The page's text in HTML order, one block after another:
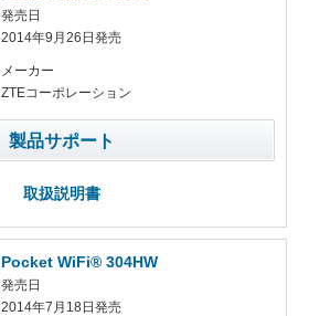
発売日
2014年9月26日発売
メーカー
ZTEコーポレーション
製品サポート
取扱説明書
Pocket WiFi® 304HW
発売日
2014年7月18日発売